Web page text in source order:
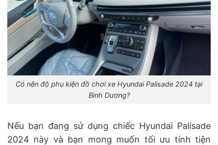
Có nên độ phụ kiện đồ chơi xe Hyundai Palisade 2024 tại
Bình Dương?
Nếu bạn đang sử dụng chiếc Hyundai Palisade
2024 này và bạn mong muốn tối ưu tính tiện